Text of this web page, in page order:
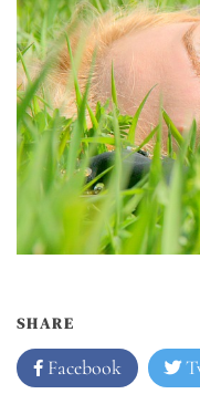
SHARE
Facebook